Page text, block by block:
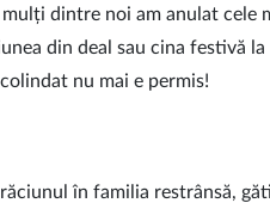
dintre noi am anulat
din deal sau cina festivă
nu mai e permis!
în familia restrânsă,